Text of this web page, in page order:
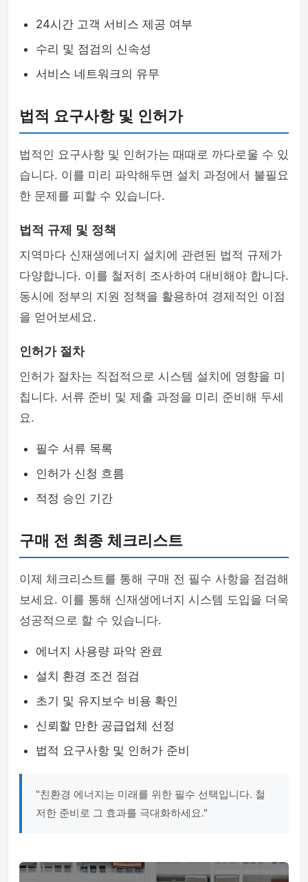
24시간 고객 서비스 제공 여부
수리 및 점검의 신속성
서비스 네트워크의 유무
법적 요구사항 및 인허가
법적인 요구사항 및 인허가는 때때로 까다로울 수 있
습니다. 이를 미리 파악해두면 설치 과정에서 불필요
한 문제를 피할 수 있습니다.
법적 규제 및 정책
지역마다 신재생에너지 설치에 관련된 법적 규제가
다양합니다. 이를 철저히 조사하여 대비해야 합니다.
동시에 정부의 지원 정책을 활용하여 경제적인 이점
을 얻어보세요.
인허가 절차
인허가 절차는 직접적으로 시스템 설치에 영향을 미
칩니다. 서류 준비 및 제출 과정을 미리 준비해 두세
요.
필수 서류 목록
인허가 신청 흐름
적정 승인 기간
구매 전 최종 체크리스트
이제 체크리스트를 통해 구매 전 필수 사항을 점검해
보세요. 이를 통해 신재생에너지 시스템 도입을 더욱
성공적으로 할 수 있습니다.
에너지 사용량 파악 완료
설치 환경 조건 점검
초기 및 유지보수 비용 확인
신뢰할 만한 공급업체 선정
법적 요구사항 및 인허가 준비
"친환경 에너지는 미래를 위한 필수 선택입니다. 철
저한 준비로 그 효과를 극대화하세요."